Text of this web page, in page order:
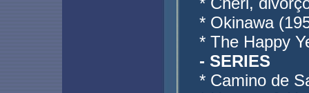
* Okinawa
* The Happy
- SERIES
* Camino de